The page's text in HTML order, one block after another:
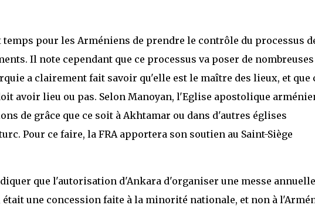
pour les Arméniens de prendre le contrôle du processus
Il note cependant que ce processus va poser de nombreuses
a clairement fait savoir qu'elle est le maître des lieux, et que
avoir lieu ou pas. Selon Manoyan, l'Eglise apostolique
de grâce que ce soit à Akhtamar ou dans d'autres églises
Pour ce faire, la FRA apportera son soutien au Saint-Siège
que l'autorisation d'Ankara d'organiser une messe
une concession faite à la minorité nationale, et non à